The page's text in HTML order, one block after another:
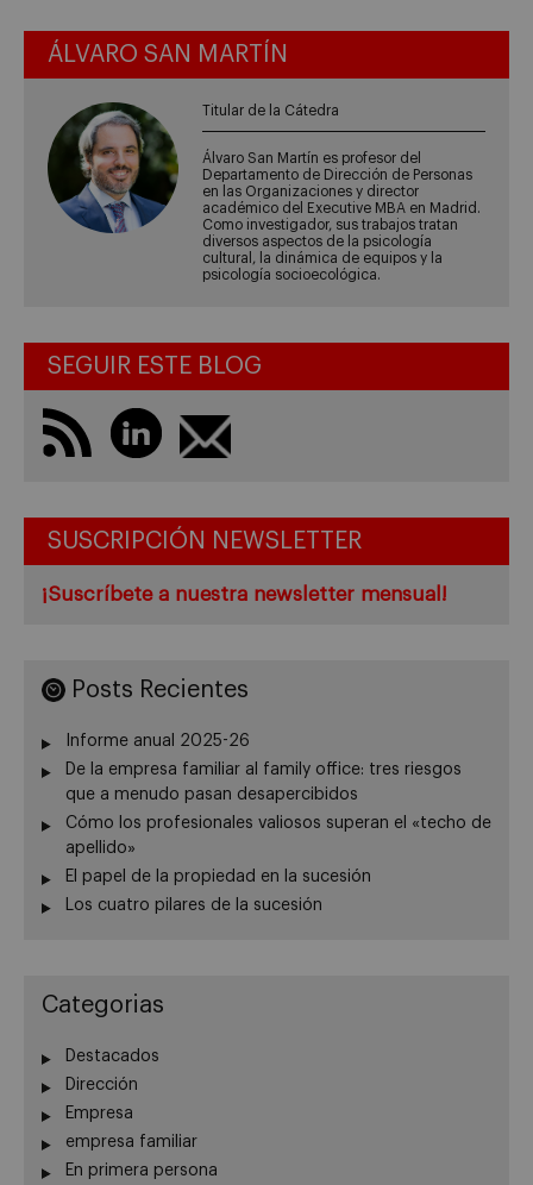
ÁLVARO SAN MARTÍN
Titular de la Cátedra
Álvaro San Martín es profesor del
Departamento de Dirección de Personas
en las Organizaciones y director
académico del Executive MBA en Madrid.
Como investigador, sus trabajos tratan
diversos aspectos de la psicología
cultural, la dinámica de equipos y la
psicología socioecológica.
SEGUIR ESTE BLOG
SUSCRIPCIÓN NEWSLETTER
¡Suscríbete a nuestra newsletter mensual!
Posts Recientes
Informe anual 2025-26
De la empresa familiar al family office: tres riesgos
que a menudo pasan desapercibidos
Cómo los profesionales valiosos superan el «techo de
apellido»
El papel de la propiedad en la sucesión
Los cuatro pilares de la sucesión
Categorias
Destacados
Dirección
Empresa
empresa familiar
En primera persona